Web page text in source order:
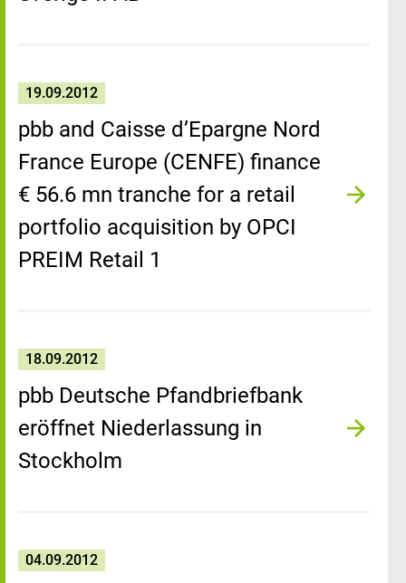
19.09.2012
pbb and Caisse d’Epargne Nord
France Europe (CENFE) finance
€ 56.6 mn tranche for a retail
portfolio acquisition by OPCI
PREIM Retail 1
18.09.2012
pbb Deutsche Pfandbriefbank
eröffnet Niederlassung in
Stockholm
04.09.2012